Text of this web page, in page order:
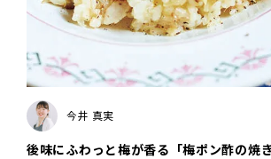
今井 真実
後味にふわっと梅が香る「梅ポン酢の焼